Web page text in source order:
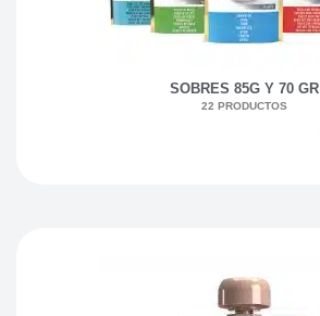
SOBRES 85G Y 70 GR
22 PRODUCTOS